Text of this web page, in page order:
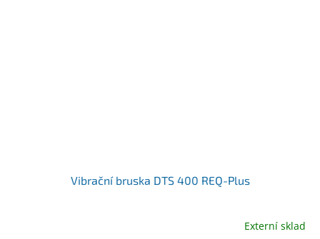
Vibrační bruska DTS 400 REQ-Plus
Externí sklad